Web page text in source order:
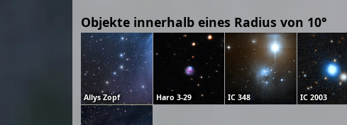
Objekte innerhalb eines Radius von 10°
Allys Zopf Haro 3-29 IC 348 IC 2003